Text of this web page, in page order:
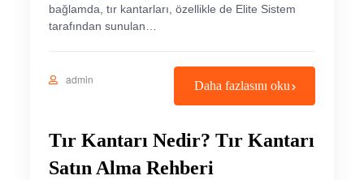
bağlamda, tır kantarları, özellikle de Elite Sistem
tarafından sunulan…
admin Daha fazlasını oku
Tır Kantarı Nedir? Tır Kantarı
Satın Alma Rehberi